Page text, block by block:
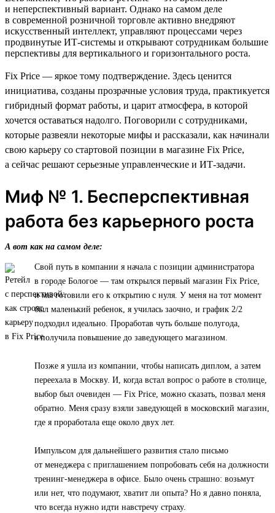
и неперспективный вариант. Однако на самом деле
в современной розничной торговле активно внедряют
искусственный интеллект, управляют процессами через
продвинутые ИТ-системы и открывают сотрудникам большие
перспективы для вертикального и горизонтального роста.
Fix Price — яркое тому подтверждение. Здесь ценится
инициатива, созданы прозрачные условия труда, практикуется
гибридный формат работы, и царит атмосфера, в которой
хочется оставаться надолго. Поговорили с сотрудниками,
которые развеяли некоторые мифы и рассказали, как начинали
свою карьеру со стартовой позиции в магазине Fix Price,
а сейчас решают серьезные управленческие и ИТ-задачи.
Миф № 1. Бесперспективная
работа без карьерного роста
А вот как на самом деле:
Свой путь в компании я начала с позиции администратора
в городе Бологое — там открылся первый магазин Fix Price,
и мы готовили его к открытию с нуля. У меня на тот момент
был маленький ребенок, я училась заочно, и график 2/2
подходил идеально. Проработав чуть больше полугода,
я получила повышение до заведующего магазином.
Позже я ушла из компании, чтобы написать диплом, а затем
переехала в Москву. И, когда встал вопрос о работе в столице,
выбор был очевиден — Fix Price, можно сказать, позвал меня
обратно. Меня сразу взяли заведующей в московский магазин,
где я проработала еще около двух лет.
Импульсом для дальнейшего развития стало письмо
от менеджера с приглашением попробовать себя на должности
тренинг-менеджера в офисе. Было очень страшно: возьмут
или нет, что подумают, хватит ли опыта? Но я давно поняла,
что всегда нужно идти навстречу страху.